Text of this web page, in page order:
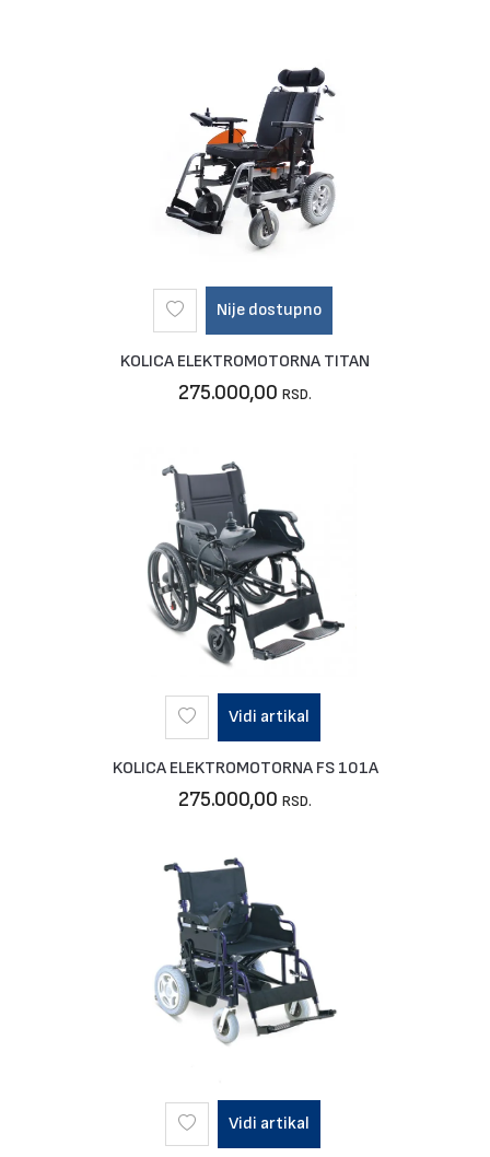
Nije dostupno
KOLICA ELEKTROMOTORNA TITAN
275.000,00 RSD.
Vidi artikal
KOLICA ELEKTROMOTORNA FS 101A
275.000,00 RSD.
Vidi artikal